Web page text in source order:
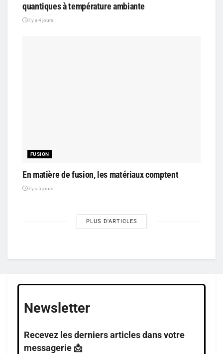
quantiques à température ambiante
il y a 4 jours
FUSION
En matière de fusion, les matériaux comptent
il y a 5 jours
PLUS D'ARTICLES
Newsletter
Recevez les derniers articles dans votre
messagerie 📩